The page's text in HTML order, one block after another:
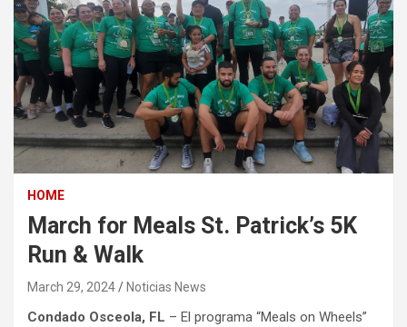
HOME
March for Meals St. Patrick’s 5K
Run & Walk
March 29, 2024 Noticias News
Condado Osceola, FL – El programa “Meals on Wheels”